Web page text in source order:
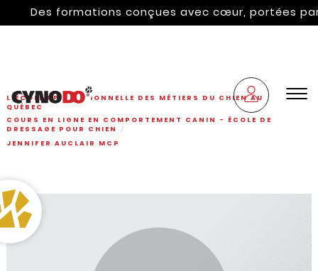
Des formations conçues avec cœur, portées par
L'ÉCOLE PROFESSIONNELLE DES MÉTIERS DU CHIEN AU
QUÉBEC
COURS EN LIGNE EN COMPORTEMENT CANIN - ÉCOLE DE
DRESSAGE POUR CHIEN
JENNIFER AUCLAIR MCP